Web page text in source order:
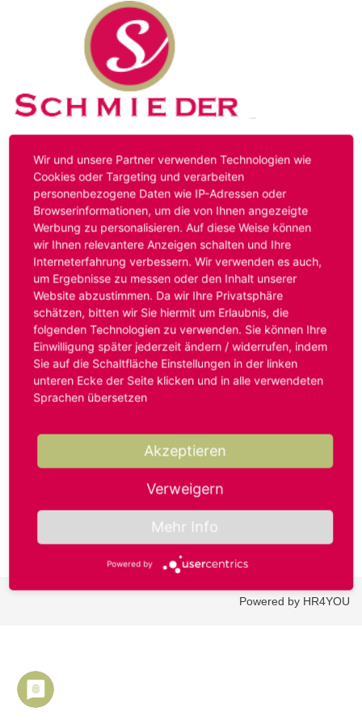
Kontakt Impressum Datenschutz
Hinweis:Das von ihnen aufgerufene Stellenangebot ist
bereits ausgelaufen. Alternative Stellenanzeigen finden
Sie unter:
www.schmieder-personal.de/stellenangebote
Oder Sie bewerben sich
initiativund wir suchen für Sie
passende Stellenangebote.
Anmelden
Benutzername oder E-Mail-Adresse*
Passwort*
Powered by HR4YOU
Wir und unsere Partner verwenden Technologien wie
Cookies oder Targeting und verarbeiten
personenbezogene Daten wie IP-Adressen oder
Browserinformationen, um die von Ihnen angezeigte
Werbung zu personalisieren. Auf diese Weise können
wir Ihnen relevantere Anzeigen schalten und Ihre
Interneterfahrung verbessern. Wir verwenden es auch,
um Ergebnisse zu messen oder den Inhalt unserer
Website abzustimmen. Da wir Ihre Privatsphäre
schätzen, bitten wir Sie hiermit um Erlaubnis, die
folgenden Technologien zu verwenden. Sie können Ihre
Einwilligung später jederzeit ändern / widerrufen, indem
Sie auf die Schaltfläche Einstellungen in der linken
unteren Ecke der Seite klicken und in alle verwendeten
Sprachen übersetzen
Akzeptieren
Verweigern
Mehr Info
Powered by